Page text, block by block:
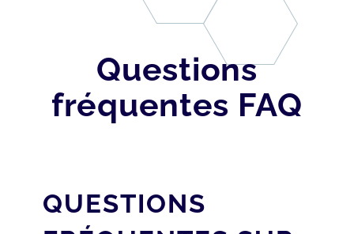
Questions
fréquentes FAQ
QUESTIONS